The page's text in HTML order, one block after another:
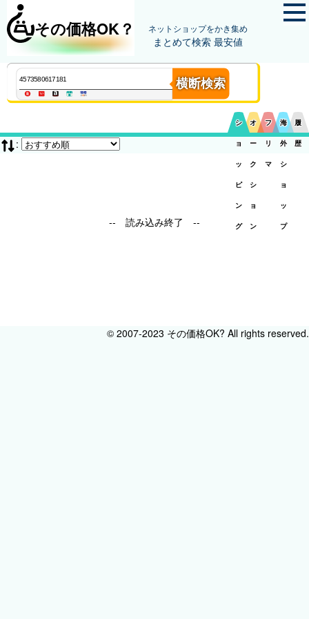
その価格OK？ ネットショップをかき集め
まとめて検索 最安値
横断検索
シ
ョ
ッ
ピ
ン
グ
オ
ー
ク
シ
ョ
ン
フ
リ
マ
海
外
シ
ョ
ッ
プ
履
歴
:
-- 読み込み終了 --
© 2007-2023 その価格OK? All rights reserved.